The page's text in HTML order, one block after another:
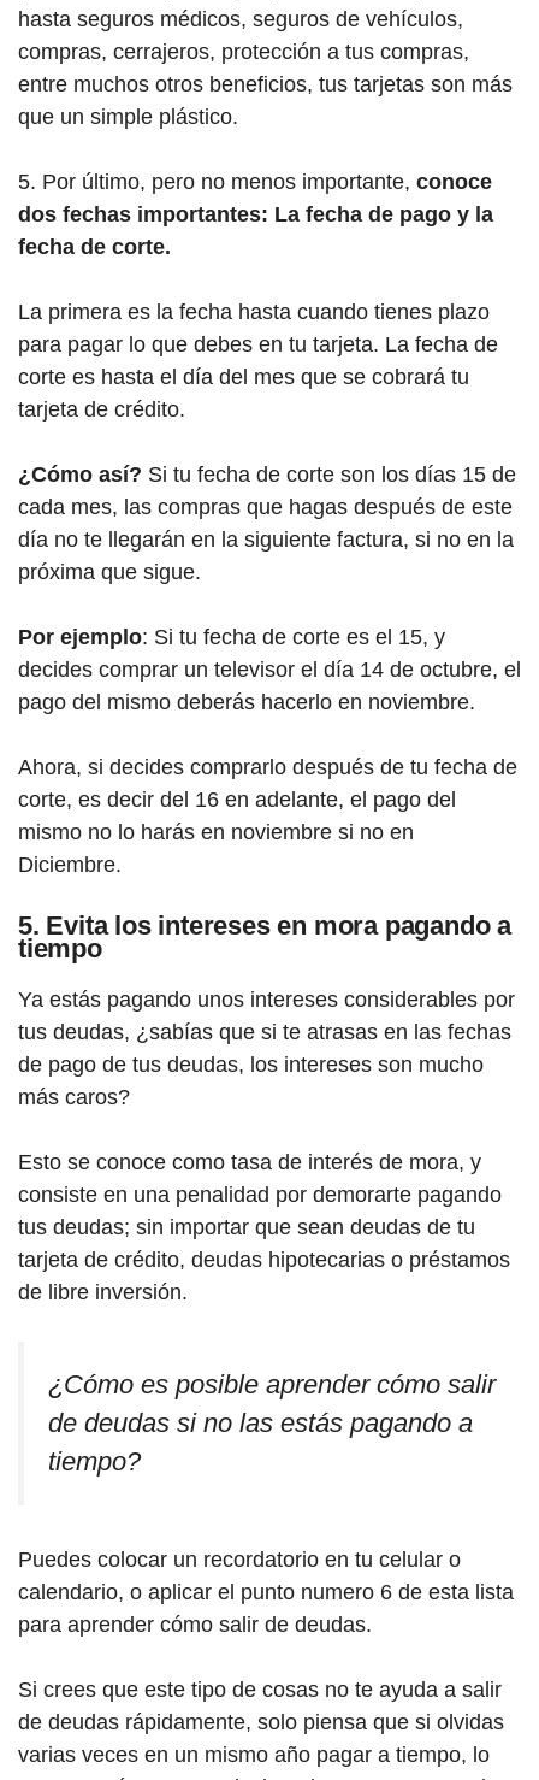
hasta seguros médicos, seguros de vehículos,
compras, cerrajeros, protección a tus compras,
entre muchos otros beneficios, tus tarjetas son más
que un simple plástico.
5. Por último, pero no menos importante, conoce
dos fechas importantes: La fecha de pago y la
fecha de corte.
La primera es la fecha hasta cuando tienes plazo
para pagar lo que debes en tu tarjeta. La fecha de
corte es hasta el día del mes que se cobrará tu
tarjeta de crédito.
¿Cómo así? Si tu fecha de corte son los días 15 de
cada mes, las compras que hagas después de este
día no te llegarán en la siguiente factura, si no en la
próxima que sigue.
Por ejemplo: Si tu fecha de corte es el 15, y
decides comprar un televisor el día 14 de octubre, el
pago del mismo deberás hacerlo en noviembre.
Ahora, si decides comprarlo después de tu fecha de
corte, es decir del 16 en adelante, el pago del
mismo no lo harás en noviembre si no en
Diciembre.
5. Evita los intereses en mora pagando a
tiempo
Ya estás pagando unos intereses considerables por
tus deudas, ¿sabías que si te atrasas en las fechas
de pago de tus deudas, los intereses son mucho
más caros?
Esto se conoce como tasa de interés de mora, y
consiste en una penalidad por demorarte pagando
tus deudas; sin importar que sean deudas de tu
tarjeta de crédito, deudas hipotecarias o préstamos
de libre inversión.
¿Cómo es posible aprender cómo salir
de deudas si no las estás pagando a
tiempo?
Puedes colocar un recordatorio en tu celular o
calendario, o aplicar el punto numero 6 de esta lista
para aprender cómo salir de deudas.
Si crees que este tipo de cosas no te ayuda a salir
de deudas rápidamente, solo piensa que si olvidas
varias veces en un mismo año pagar a tiempo, lo